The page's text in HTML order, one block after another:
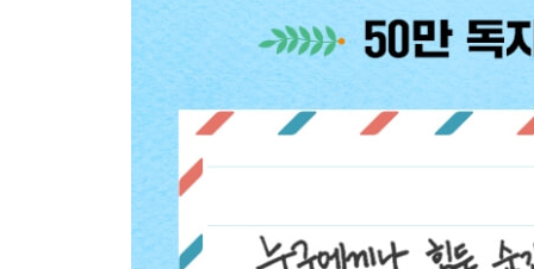
11 배우려는 마음이 없으면, 아무리 잘 가르치는
_‘어떻게 배우느냐’가 ‘어떻게 가르치느냐’보다
_떨어진 내 성적 두고 선생님 탓하지 마라
_모든 선생님에게는 반드시 배울 점이 있다
_예의 바름은 똑똑하다는 증거다
Beyond Story “도대체 언제까지 날 골탕 먹일 셈이